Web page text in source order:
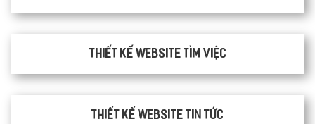
thiết kế website tìm việc
Thiết kế website tin tức